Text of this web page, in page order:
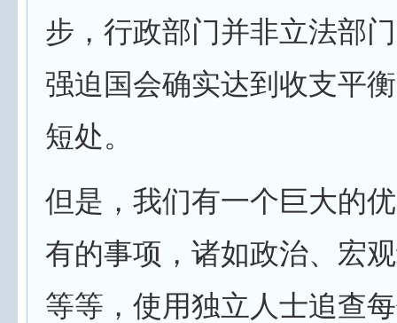
步，行政部门并非立法部
强迫国会确实达到收支平
短处。
但是，我们有一个巨大的
有的事项，诸如政治、宏
等等，使用独立人士追查